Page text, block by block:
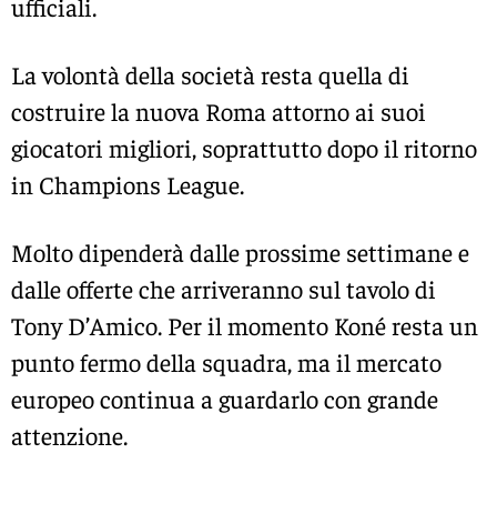
La volontà della società resta quella di
costruire la nuova Roma attorno ai suoi
giocatori migliori, soprattutto dopo il ritorno
in Champions League.
Molto dipenderà dalle prossime settimane e
dalle offerte che arriveranno sul tavolo di
Tony D’Amico. Per il momento Koné resta un
punto fermo della squadra, ma il mercato
europeo continua a guardarlo con grande
attenzione.